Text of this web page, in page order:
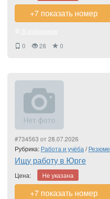
+7 показать номер
0
28 0
#734563 от 28.07.2026
Рубрика: Работа и учёба /Резюме
Ищу работу в Юрге
Цена: Не указана
+7 показать номер